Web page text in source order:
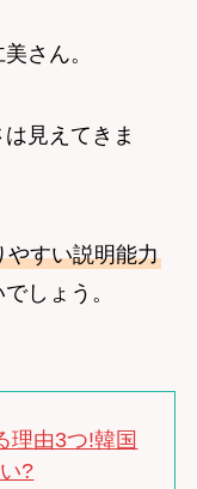
さん。
見えてきま
やすい説明能力
しょう。
理由3つ!韓国
?